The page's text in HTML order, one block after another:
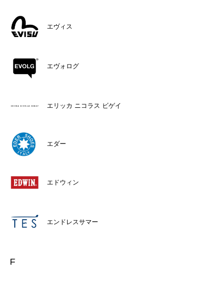
エヴィス
エヴォログ
エリッカ ニコラス ビゲイ
エダー
エドウィン
エンドレスサマー
F